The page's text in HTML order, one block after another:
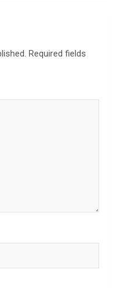
Required fields